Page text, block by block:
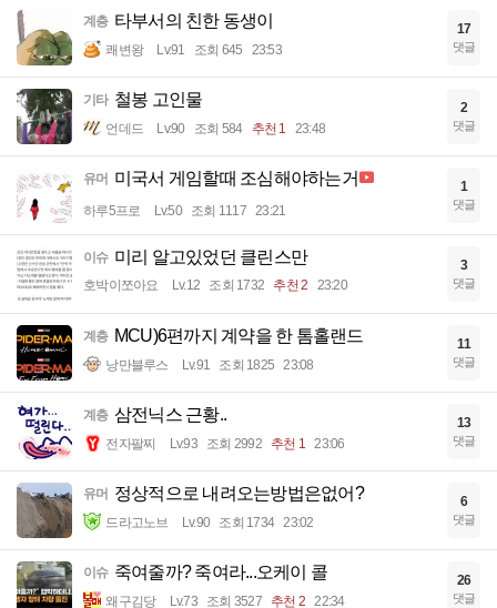
계층 타부서의 친한 동생이
쾌변왕 Lv.91 조회 645 23:53
17
댓글
기타 철봉 고인물
언데드 Lv.90 조회 584 추천 1 23:48
2
댓글
유머 미국서 게임할때 조심해야하는거
하루5프로 Lv.50 조회 1117 23:21
1
댓글
이슈 미리 알고있었던 클린스만
호박이쪼아요 Lv.12 조회 1732 추천 2 23:20
3
댓글
계층 MCU)6편까지 계약을 한 톰홀랜드
낭만블루스 Lv.91 조회 1825 23:08
11
댓글
계층 삼전닉스 근황..
전자팔찌 Lv.93 조회 2992 추천 1 23:06
13
댓글
유머 정상적으로 내려오는방법은없어?
드라고노브 Lv.90 조회 1734 23:02
6
댓글
이슈 죽여줄까? 죽여라...오케이 콜
왜구김당 Lv.73 조회 3527 추천 2 22:34
26
댓글